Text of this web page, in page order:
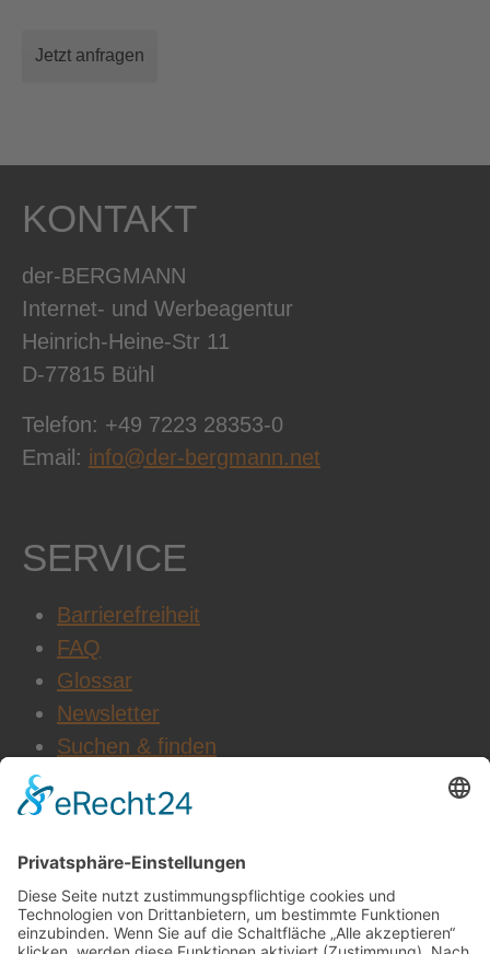
Jetzt anfragen
KONTAKT
der-BERGMANN
Internet- und Werbeagentur
Heinrich-Heine-Str 11
D-77815 Bühl
Telefon: +49 7223 28353-0
Email: info@der-bergmann.net
SERVICE
Barrierefreiheit
FAQ
Glossar
Newsletter
Suchen & finden
WEITERE INFOS
Datenschutz
Impressum